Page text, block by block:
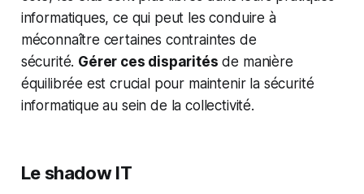
informatiques, ce qui peut les conduire à
méconnaître certaines contraintes de
sécurité. Gérer ces disparités de manière
équilibrée est crucial pour maintenir la sécurité
informatique au sein de la collectivité.
Le shadow IT